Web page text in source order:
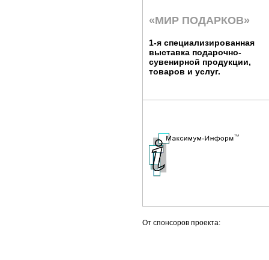
«МИР ПОДАРКОВ»
1-я специализированная
выставка подарочно-
сувенирной продукции,
товаров и услуг.
От спонсоров проекта: